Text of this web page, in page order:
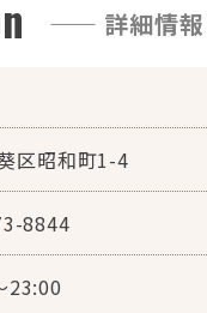
—— 詳細情
区昭和町1-4
8844
23:00